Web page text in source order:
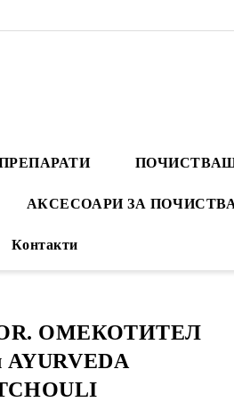
АКСЕСОАРИ ЗА
Контакти
ОМЕКОТИТЕЛ
AYURVEDA